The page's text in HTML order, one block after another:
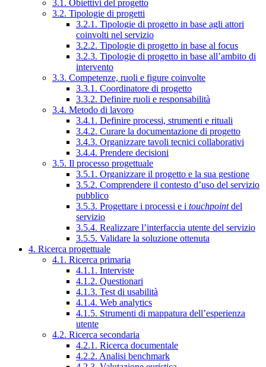
3.1. Obiettivi del progetto
3.2. Tipologie di progetti
3.2.1. Tipologie di progetto in base agli attori
coinvolti nel servizio
3.2.2. Tipologie di progetto in base al focus
3.2.3. Tipologie di progetto in base all’ambito di
intervento
3.3. Competenze, ruoli e figure coinvolte
3.3.1. Coordinatore di progetto
3.3.2. Definire ruoli e responsabilità
3.4. Metodo di lavoro
3.4.1. Definire processi, strumenti e rituali
3.4.2. Curare la documentazione di progetto
3.4.3. Organizzare tavoli tecnici collaborativi
3.4.4. Prendere decisioni
3.5. Il processo progettuale
3.5.1. Organizzare il progetto e la sua gestione
3.5.2. Comprendere il contesto d’uso del servizio
pubblico
3.5.3. Progettare i processi e i touchpointdel
servizio
3.5.4. Realizzare l’interfaccia utente del servizio
3.5.5. Validare la soluzione ottenuta
4. Ricerca progettuale
4.1. Ricerca primaria
4.1.1. Interviste
4.1.2. Questionari
4.1.3. Test di usabilità
4.1.4. Web analytics
4.1.5. Strumenti di mappatura dell’esperienza
utente
4.2. Ricerca secondaria
4.2.1. Ricerca documentale
4.2.2. Analisi benchmark